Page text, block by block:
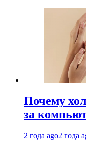
Почему
за
2 года ago2 года